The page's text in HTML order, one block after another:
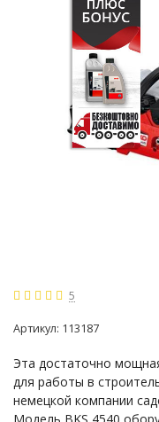
5
Артикул: 113187
Эта достаточно
для работы в
немецкой компании